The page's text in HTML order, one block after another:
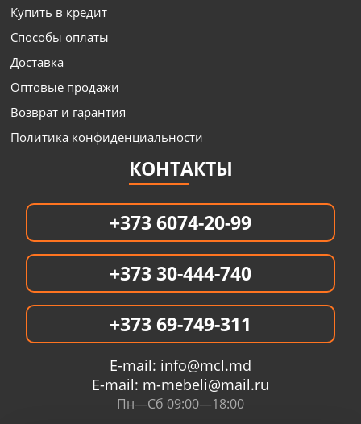
Купить в кредит
Способы оплаты
Доставка
Оптовые продажи
Возврат и гарантия
Политика конфиденциальности
КОНТАКТЫ
+373 6074-20-99
+373 30-444-740
+373 69-749-311
E-mail: info@mcl.md
E-mail: m-mebeli@mail.ru
Пн—Сб 09:00—18:00